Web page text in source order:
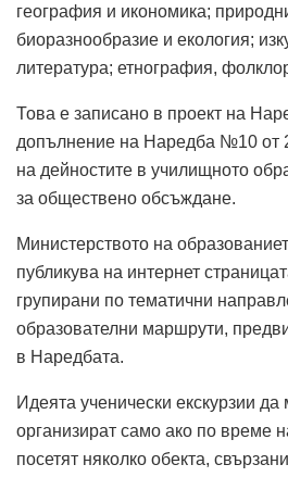
география и икономика;
биоразнообразие и екология;
литература; етнография,
Това е записано в проект на
допълнение на Наредба №10 от
на дейностите в училищното
за обществено обсъждане.
Министерството на
публикува на интернет
групирани по тематични
образователни маршрути,
в Наредбата.
Идеята ученически екскурзии да
организират само ако по време
посетят няколко обекта,